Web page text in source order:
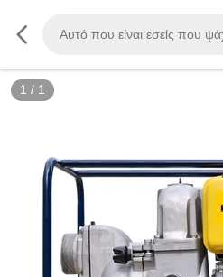
1 / 1